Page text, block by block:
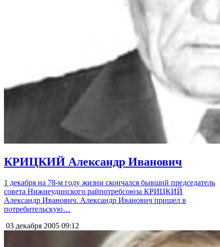
КРИЦКИЙ Александр Иванович
1 декабря на 78-м году жизни скончался бывший председатель
совета Нижнеудинского райпотребсоюза КРИЦКИЙ
Александр Иванович. Александр Иванович пришел в
потребительскую…
03 декабря 2005 09:12